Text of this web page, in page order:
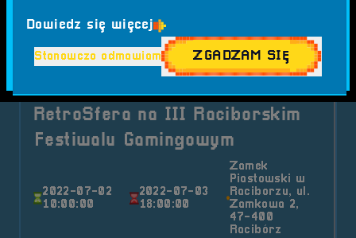
2022-06-28
2022.07.02 i 03 Mobilna
RetroSfera na III Raciborskim
Festiwalu Gamingowym
2022-07-02
10:00:00
2022-07-03
18:00:00
Zamek
Piastowski w
Raciborzu, ul.
Zamkowa 2,
47-400
Racibórz
Dowiedz się więcej
Stanowczo odmawiam ZGADZAM SIĘ